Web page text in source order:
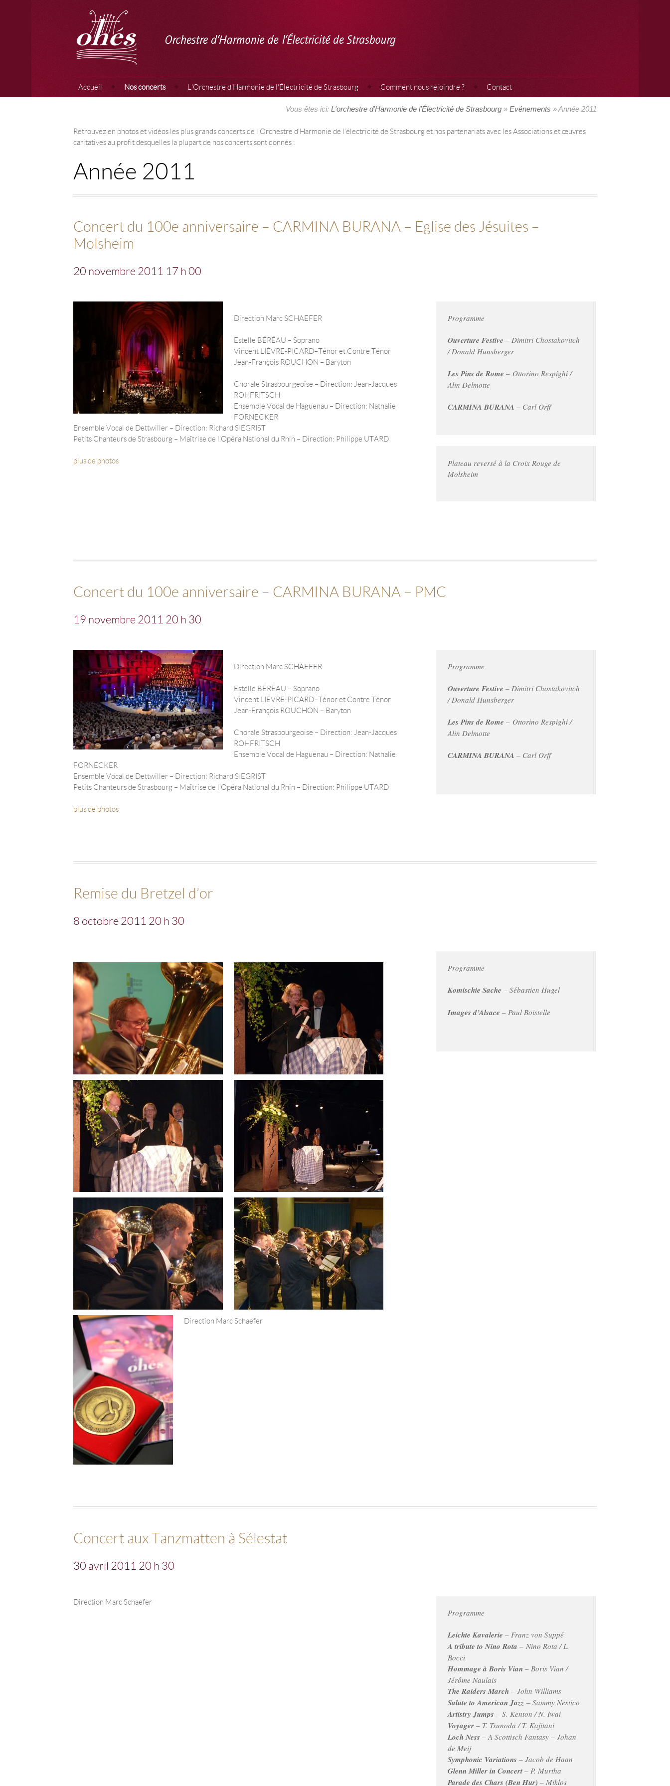
Accueil Nos concerts L'Orchestre d'Harmonie de l'Électricité de Strasbourg Comment nous rejoindre ? Contact
Vous êtes ici: L'orchestre d'Harmonie de l'Électricité de Strasbourg » Evénements » Année 2011
Retrouvez en photos et vidéos les plus grands concerts de l’Orchestre d’Harmonie de l’électricité de Strasbourg et nos partenariats avec les Associations et œuvres
caritatives au profit desquelles la plupart de nos concerts sont donnés :
Année 2011
Concert du 100e anniversaire – CARMINA BURANA – Eglise des Jésuites –
Molsheim
20 novembre 2011 17 h 00
Direction Marc SCHAEFER
Estelle BÉRÉAU – Soprano
Vincent LIÈVRE-PICARD – Ténor et Contre Ténor
Jean-François ROUCHON – Baryton
Chorale Strasbourgeoise – Direction : Jean-Jacques
ROHFRITSCH
Ensemble Vocal de Haguenau – Direction : Nathalie
FORNECKER
Ensemble Vocal de Dettwiller – Direction : Richard SIEGRIST
Petits Chanteurs de Strasbourg – Maîtrise de l’Opéra National du Rhin – Direction : Philippe UTARD
plus de photos
Programme
Ouverture Festive – Dimitri Chostakovitch
/ Donald Hunsberger
Les Pins de Rome – Ottorino Respighi /
Alin Delmotte
CARMINA BURANA – Carl Orff
Plateau reversé à la Croix Rouge de
Molsheim
Concert du 100e anniversaire – CARMINA BURANA – PMC
19 novembre 2011 20 h 30
Direction Marc SCHAEFER
Estelle BÉRÉAU – Soprano
Vincent LIÈVRE-PICARD – Ténor et Contre Ténor
Jean-François ROUCHON – Baryton
Chorale Strasbourgeoise – Direction : Jean-Jacques
ROHFRITSCH
Ensemble Vocal de Haguenau – Direction : Nathalie
FORNECKER
Ensemble Vocal de Dettwiller – Direction : Richard SIEGRIST
Petits Chanteurs de Strasbourg – Maîtrise de l’Opéra National du Rhin – Direction : Philippe UTARD
plus de photos
Programme
Ouverture Festive – Dimitri Chostakovitch
/ Donald Hunsberger
Les Pins de Rome – Ottorino Respighi /
Alin Delmotte
CARMINA BURANA – Carl Orff
Remise du Bretzel d’or
8 octobre 2011 20 h 30
Direction Marc Schaefer
Programme
Komischie Sache – Sébastien Hugel
Images d’Alsace – Paul Boistelle
Concert aux Tanzmatten à Sélestat
30 avril 2011 20 h 30
Direction Marc Schaefer
Programme
Leichte Kavalerie – Franz von Suppé
A tribute to Nino Rota – Nino Rota / L.
Bocci
Hommage à Boris Vian – Boris Vian /
Jérôme Naulais
The Raiders March – John Williams
Salute to American Jazz – Sammy Nestico
Artistry Jumps – S. Kenton / N. Iwai
Voyager– T. Tsunoda / T. Kajitani
Loch Ness – A Scottisch Fantasy – Johan
de Meij
Symphonic Variations – Jacob de Haan
Glenn Miller in Concert– P. Murtha
Parade des Chars (Ben Hur) – Miklos